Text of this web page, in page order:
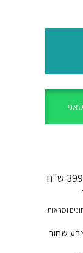
ומראות